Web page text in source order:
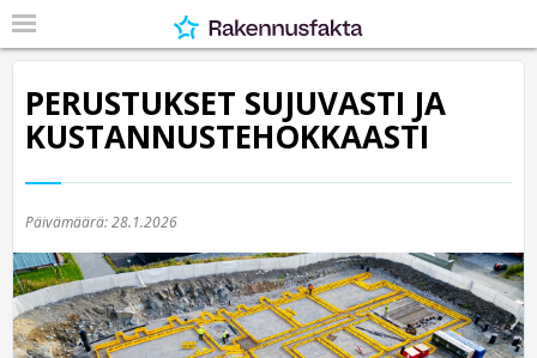
PERUSTUKSET SUJUVASTI JA
KUSTANNUSTEHOKKAASTI
Päivämäärä:28.1.2026
Previous Next